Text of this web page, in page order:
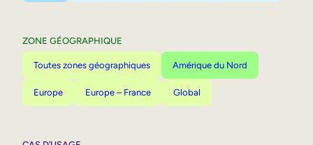
ZONE GÉOGRAPHIQUE
Toutes zones géographiques Amérique du Nord
Europe Europe – France Global